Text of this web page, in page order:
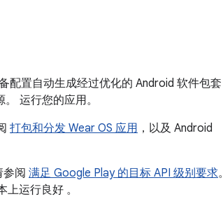
配置自动生成经过优化的 Android 软件包套
运行您的应用。
打包和分发 Wear OS 应用 ，以及 Android
阅 满足 Google Play 的目标 API 级别要求。
运行良好 。